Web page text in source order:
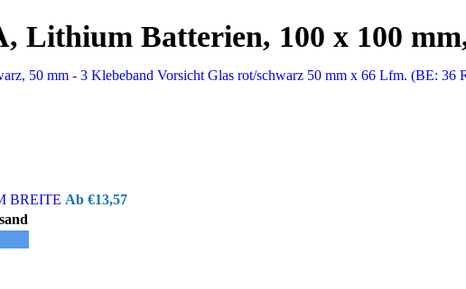
Klebeband Vorsicht Glas rot/schwarz 50 mm x 66 Lfm. (BE: 36
BREITE €13,57
Lithium Batterien, 100 x 100